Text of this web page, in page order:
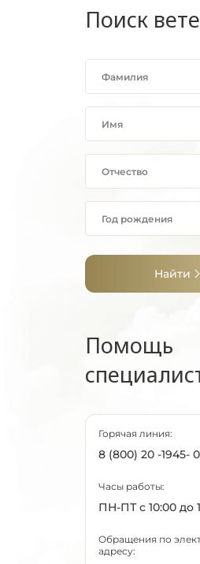
Поиск
Найти
Помощь
Горячая линия:
8 (800) 20 -1945- 0
Часы работы:
ПН-ПТ с 10:00 до
Обращения по
адресу: